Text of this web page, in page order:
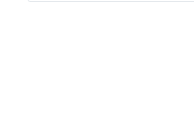
Cijfers: in 2022 waren er 104